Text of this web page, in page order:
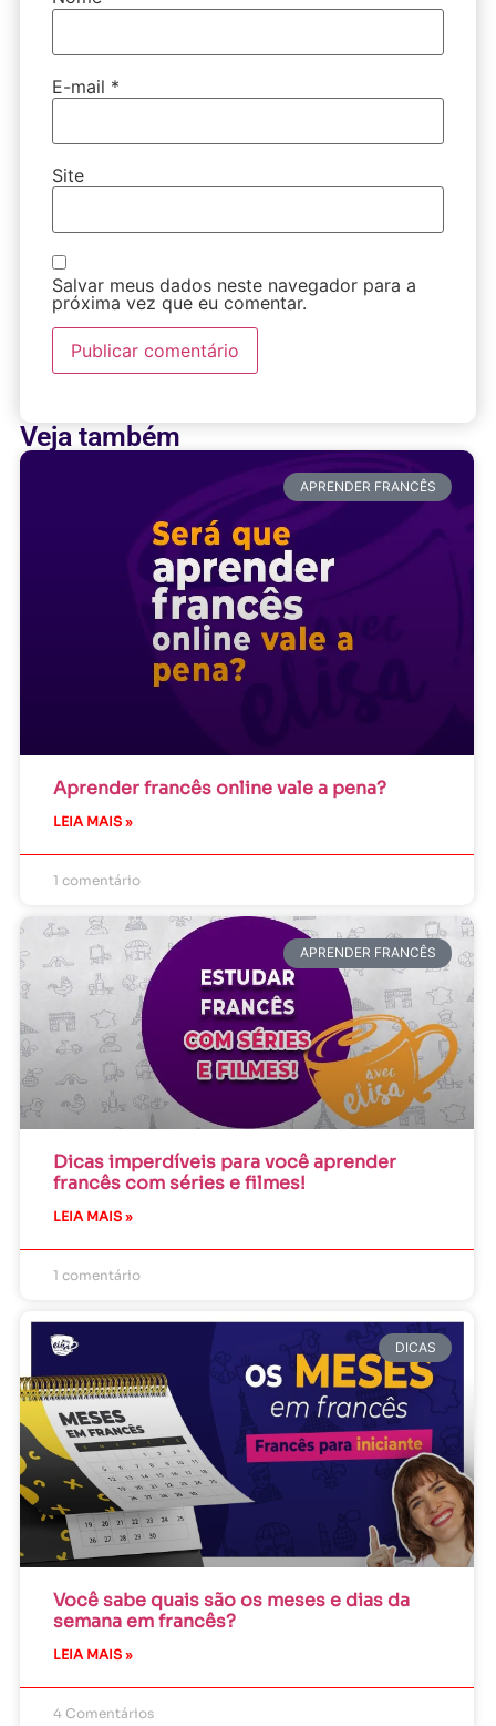
E-mail *
Site
Salvar meus dados neste navegador para a
próxima vez que eu comentar.
Veja também
APRENDER FRANCÊS
Aprender francês online vale a pena?
LEIA MAIS »
1 comentário
APRENDER FRANCÊS
Dicas imperdíveis para você aprender
francês com séries e filmes!
LEIA MAIS »
1 comentário
DICAS
Você sabe quais são os meses e dias da
semana em francês?
LEIA MAIS »
4 Comentários